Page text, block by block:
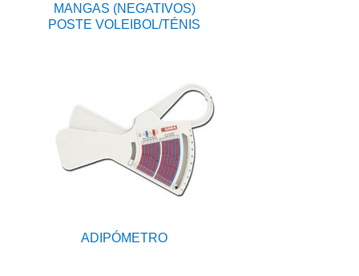
MANGAS (NEGATIVOS)
POSTE VOLEIBOL/TÉNIS
ADIPÓMETRO